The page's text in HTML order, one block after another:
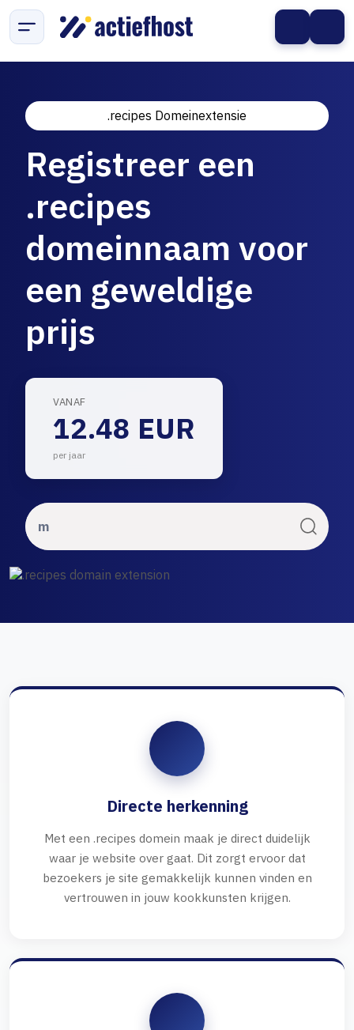
.recipes Domeinextensie
Registreer een
.recipes
domeinnaam voor
een geweldige
prijs
VANAF
12.48 EUR
per jaar
Directe herkenning
Met een .recipes domein maak je direct duidelijk
waar je website over gaat. Dit zorgt ervoor dat
bezoekers je site gemakkelijk kunnen vinden en
vertrouwen in jouw kookkunsten krijgen.